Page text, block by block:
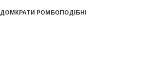
ДОМКРАТИ РОМБОПОДІБНІ